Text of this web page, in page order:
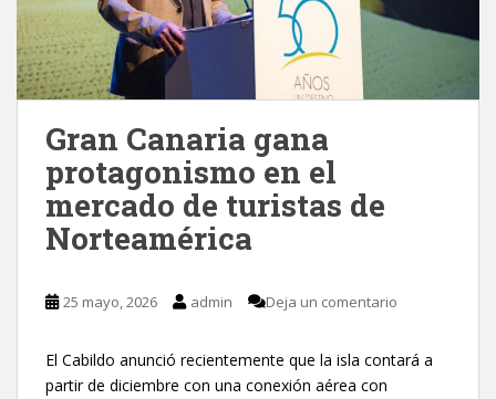
Gran Canaria gana
protagonismo en el
mercado de turistas de
Norteamérica
25 mayo, 2026 admin Deja un comentario
El Cabildo anunció recientemente que la isla contará a
partir de diciembre con una conexión aérea con